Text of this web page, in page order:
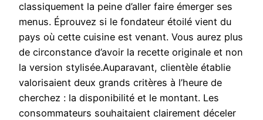
classiquement la peine d’aller faire émerger ses
menus. Éprouvez si le fondateur étoilé vient du
pays où cette cuisine est venant. Vous aurez plus
de circonstance d’avoir la recette originale et non
la version stylisée.Auparavant, clientèle établie
valorisaient deux grands critères à l’heure de
cherchez : la disponibilité et le montant. Les
consommateurs souhaitaient clairement déceler